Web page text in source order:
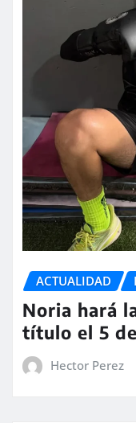
ACTUALIDAD
Noria hará
título el 5
Hector Perez